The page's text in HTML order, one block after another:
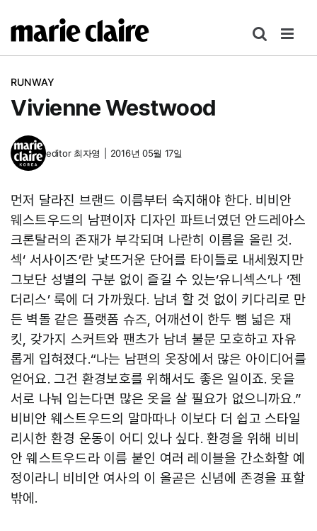
텐
너
RUNWAY
Vivienne Westwood
editor 최자영 2016년 05월 17일
먼저 달라진 브랜드 이름부터 숙지해야 한다. 비비안
웨스트우드의 남편이자 디자인 파트너였던 안드레아스
크론탈러의 존재가 부각되며 나란히 이름을 올린 것.
섹‘ 서사이즈’란 낯뜨거운 단어를 타이틀로 내세웠지만
그보단 성별의 구분 없이 즐길 수 있는‘유니섹스’나 ‘젠
더리스’ 룩에 더 가까웠다. 남녀 할 것 없이 키다리로 만
든 벽돌 같은 플랫폼 슈즈, 어깨선이 한두 뼘 넓은 재
킷, 갖가지 스커트와 팬츠가 남녀 불문 모호하고 자유
롭게 입혀졌다.“나는 남편의 옷장에서 많은 아이디어를
얻어요. 그건 환경보호를 위해서도 좋은 일이죠. 옷을
서로 나눠 입는다면 많은 옷을 살 필요가 없으니까요.”
비비안 웨스트우드의 말마따나 이보다 더 쉽고 스타일
리시한 환경 운동이 어디 있나 싶다. 환경을 위해 비비
안 웨스트우드라 이름 붙인 여러 레이블을 간소화할 예
정이라니 비비안 여사의 이 올곧은 신념에 존경을 표할
밖에.